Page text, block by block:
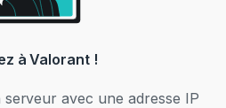
à Valorant !
avec une adresse IP